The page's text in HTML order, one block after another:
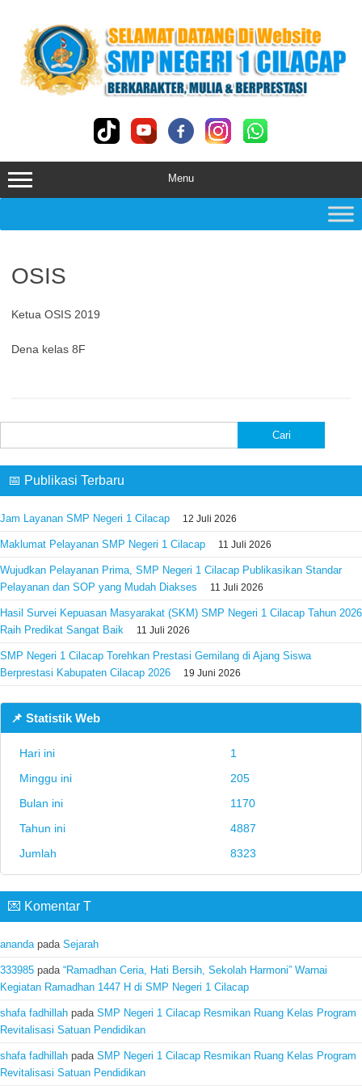
content
Menu
OSIS
Ketua OSIS 2019
Dena kelas 8F
untuk:
📅 Publikasi Terbaru
Jam Layanan SMP Negeri 1 Cilacap 12 Juli 2026
Maklumat Pelayanan SMP Negeri 1 Cilacap 11 Juli 2026
Wujudkan Pelayanan Prima, SMP Negeri 1 Cilacap Publikasikan Standar
Pelayanan dan SOP yang Mudah Diakses
11 Juli 2026
Hasil Survei Kepuasan Masyarakat (SKM) SMP Negeri 1 Cilacap Tahun 2026
Raih Predikat Sangat Baik
11 Juli 2026
SMP Negeri 1 Cilacap Torehkan Prestasi Gemilang di Ajang Siswa
Berprestasi Kabupaten Cilacap 2026
19 Juni 2026
📌 Statistik Web
Hari ini
1
Minggu ini
205
Bulan ini
1170
Tahun ini
4887
Jumlah
8323
💌 Komentar T
anandapada Sejarah
333985 pada “Ramadhan Ceria, Hati Bersih, Sekolah Harmoni” Warnai
Kegiatan Ramadhan 1447 H di SMP Negeri 1 Cilacap
shafa fadhillah pada SMP Negeri 1 Cilacap Resmikan Ruang Kelas Program
Revitalisasi Satuan Pendidikan
shafa fadhillah pada SMP Negeri 1 Cilacap Resmikan Ruang Kelas Program
Revitalisasi Satuan Pendidikan